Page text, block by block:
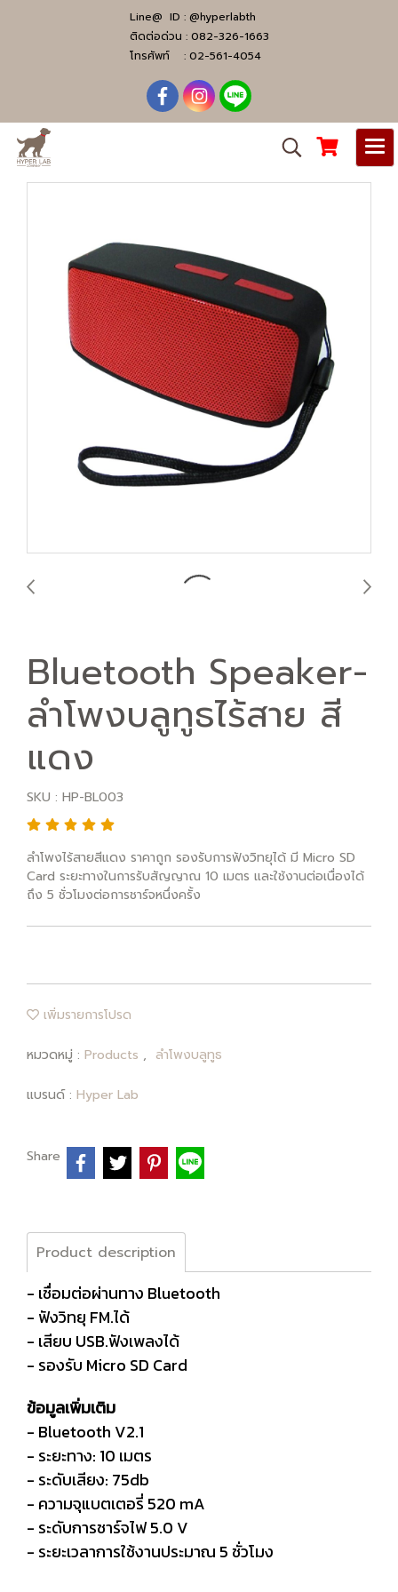
Line@ ID : @hyperlabth
ติดต่อด่วน : 082-326-1663
โทรศัพท์ : 02-561-4054
Bluetooth Speaker-
ลำโพงบลูทูธไร้สาย สี
แดง
SKU : HP-BL003
ลำโพงไร้สายสีแดง ราคาถูก รองรับการฟังวิทยุได้ มี Micro SD
Card ระยะทางในการรับสัญญาณ 10 เมตร และใช้งานต่อเนื่องได้
ถึง 5 ชั่วโมงต่อการชาร์จหนึ่งครั้ง
เพิ่มรายการโปรด
หมวดหมู่ : Products , ลำโพงบลูทูธ
แบรนด์ : Hyper Lab
Share
Product description
- เชื่อมต่อผ่านทาง Bluetooth
- ฟังวิทยุ FM.ได้
- เสียบ USB.ฟังเพลงได้
- รองรับ Micro SD Card
ข้อมูลเพิ่มเติม
- Bluetooth V2.1
- ระยะทาง: 10 เมตร
- ระดับเสียง: 75db
- ความจุแบตเตอรี่ 520 mA
- ระดับการชาร์จไฟ 5.0 V
- ระยะเวลาการใช้งานประมาณ 5 ชั่วโมง